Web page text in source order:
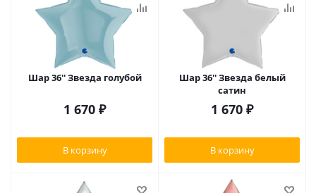
Шар 36'' Звезда голубой
1 670 ₽
В корзину
Шар 36'' Звезда белый
сатин
1 670 ₽
В корзину